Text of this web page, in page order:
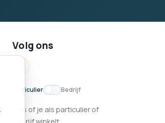
Volg ons
Particulier Bedrijf
Kies of je als particulier of
bedrijf winkelt.